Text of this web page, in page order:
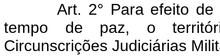
Art. 2° Para efeito
tempo de paz, o
Circunscrições Judiciárias